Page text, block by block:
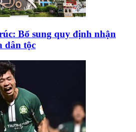
Bổ sung quy định nhận
dân tộc